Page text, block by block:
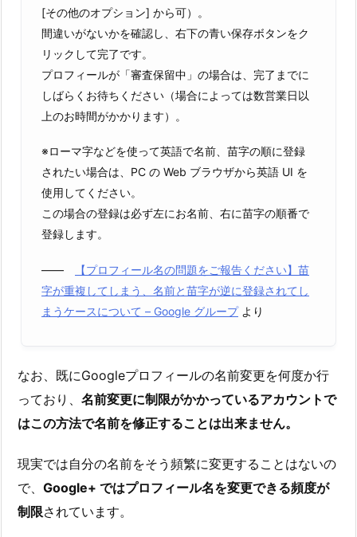
[その他のオプション] から可）。
間違いがないかを確認し、右下の青い保存ボタンをク
リックして完了です。
プロフィールが「審査保留中」の場合は、完了までに
しばらくお待ちください（場合によっては数営業日以
上のお時間がかかります）。
※ローマ字などを使って英語で名前、苗字の順に登録
されたい場合は、PC の Web ブラウザから英語 UI を
使用してください。
この場合の登録は必ず左にお名前、右に苗字の順番で
登録します。
――
【プロフィール名の問題をご報告ください】苗
字が重複してしまう、名前と苗字が逆に登録されてし
まうケースについて – Google グループより
なお、既にGoogleプロフィールの名前変更を何度か行
っており、 名前変更に制限がかかっているアカウントで
はこの方法で名前を修正することは出来ません。
現実では自分の名前をそう頻繁に変更することはないの
で、 Google+ ではプロフィール名を変更できる頻度が
制限されています。